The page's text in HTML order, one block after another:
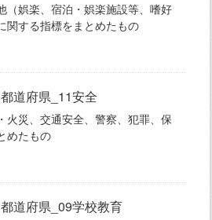
（娯楽、宿泊・娯楽施設等、嗜好
関する指標をまとめたもの
道府県_11安全
火災、交通安全、警察、犯罪、保
めたもの
道府県_09学校教育